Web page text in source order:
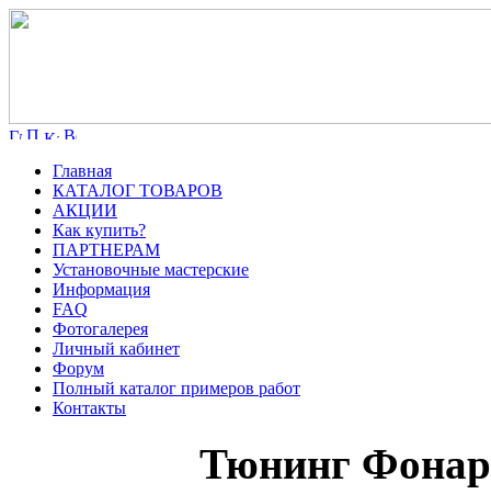
Главная
КАТАЛОГ ТОВАРОВ
АКЦИИ
Как купить?
ПАРТНЕРАМ
Установочные мастерские
Информация
FAQ
Фотогалерея
Личный кабинет
Форум
Полный каталог примеров работ
Контакты
Тюнинг